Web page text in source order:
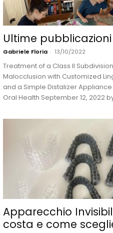
Ultime pubblicazioni
Gabriele Floria - 13/10/2022
Treatment of a Class II
Malocclusion with Customized
and a Simple Distalizer
Oral Health September 12, 2022
Apparecchio
costa e come